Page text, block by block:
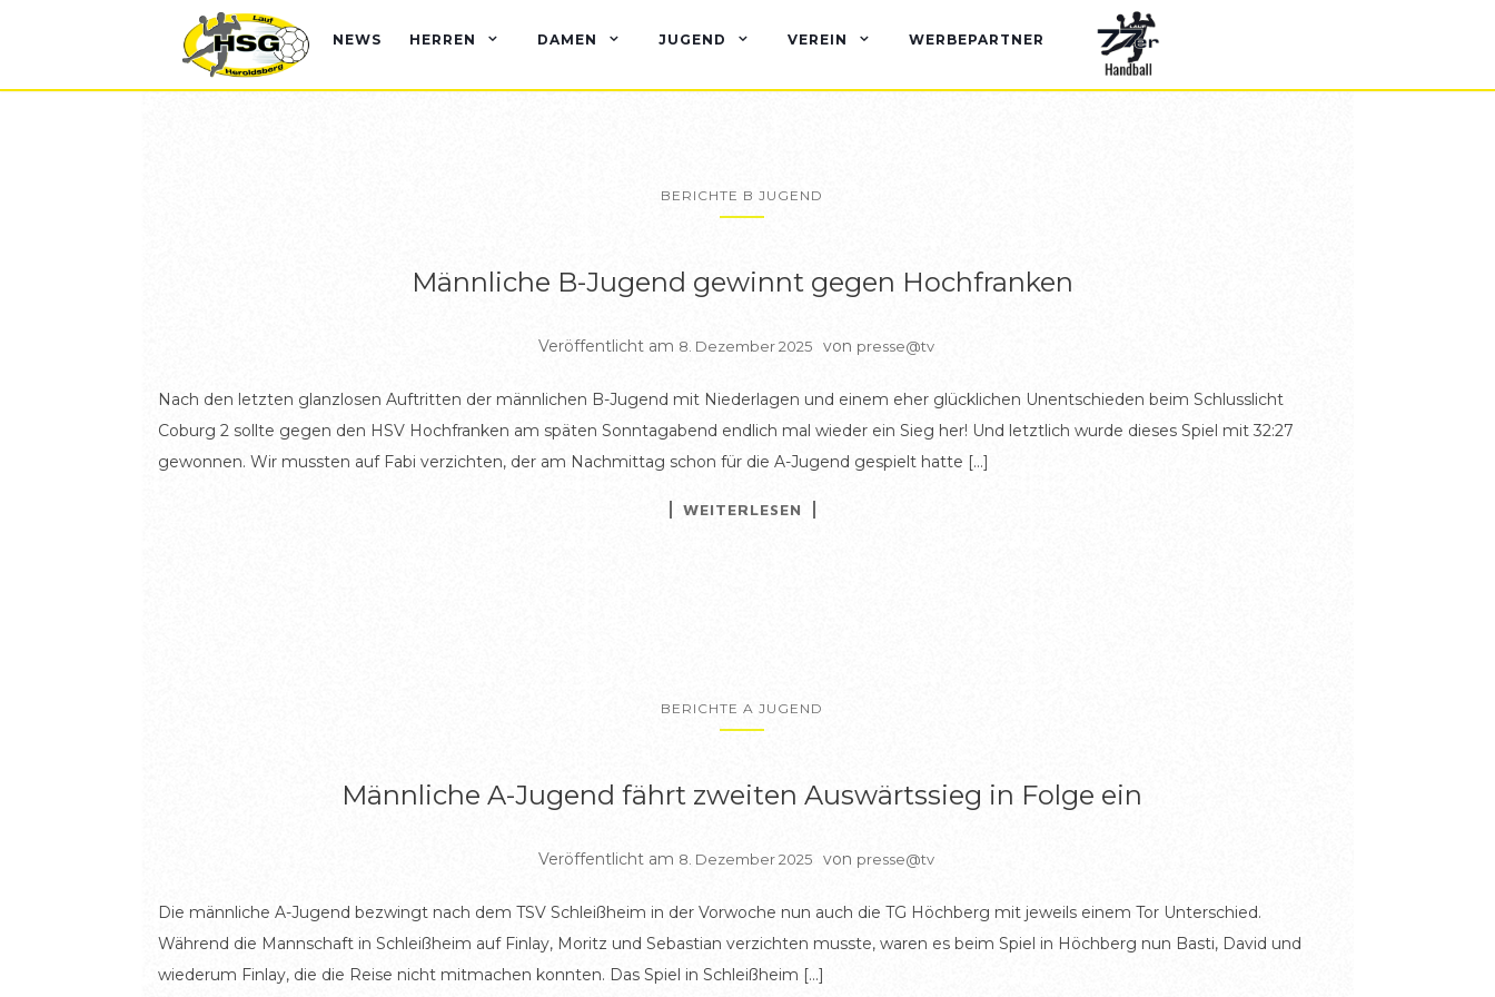
NEWS HERREN DAMEN JUGEND VEREIN WERBEPARTNER
BERICHTE B JUGEND
Männliche B-Jugend gewinnt gegen Hochfranken
Veröffentlicht am 8. Dezember 2025 von presse@tv
Nach den letzten glanzlosen Auftritten der männlichen B-Jugend mit Niederlagen und einem eher glücklichen Unentschieden beim Schlusslicht
Coburg 2 sollte gegen den HSV Hochfranken am späten Sonntagabend endlich mal wieder ein Sieg her! Und letztlich wurde dieses Spiel mit 32:27
gewonnen. Wir mussten auf Fabi verzichten, der am Nachmittag schon für die A-Jugend gespielt hatte […]
WEITERLESEN
BERICHTE A JUGEND
Männliche A-Jugend fährt zweiten Auswärtssieg in Folge ein
Veröffentlicht am 8. Dezember 2025 von presse@tv
Die männliche A-Jugend bezwingt nach dem TSV Schleißheim in der Vorwoche nun auch die TG Höchberg mit jeweils einem Tor Unterschied.
Während die Mannschaft in Schleißheim auf Finlay, Moritz und Sebastian verzichten musste, waren es beim Spiel in Höchberg nun Basti, David und
wiederum Finlay, die die Reise nicht mitmachen konnten. Das Spiel in Schleißheim […]